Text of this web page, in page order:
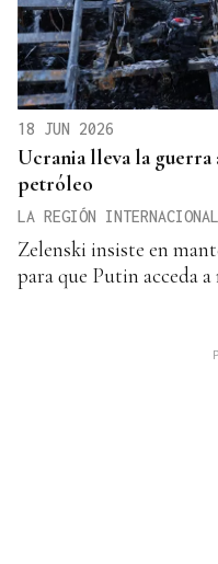
18 JUN 2026
Ucrania lleva la guerra
petróleo
LA REGIÓN INTERNACIONAL
Zelenski insiste en
para que Putin acceda